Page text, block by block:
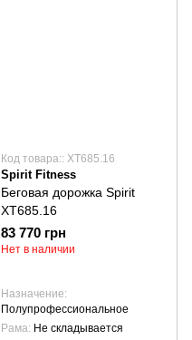
Код товара:: XT685.16
Spirit Fitness
Беговая дорожка Spirit
XT685.16
83 770 грн
Нет в наличии
Назначение
Полупрофессиональное
Рама Не складывается